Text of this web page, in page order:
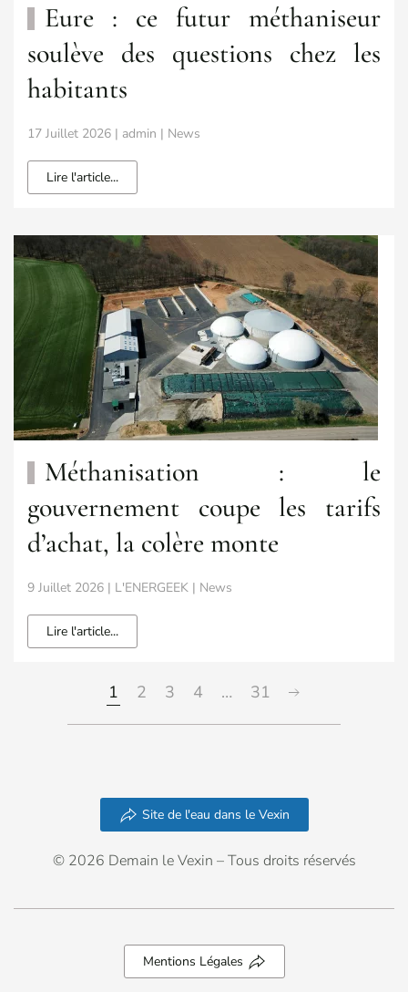
Eure : ce futur méthaniseur
soulève des questions chez les
habitants
17 Juillet 2026 | admin | News
Lire l'article...
Méthanisation : le
gouvernement coupe les tarifs
d’achat, la colère monte
9 Juillet 2026 | L'ENERGEEK | News
Lire l'article...
1 2 3 4 … 31
Site de l'eau dans le Vexin
© 2026 Demain le Vexin – Tous droits réservés
Mentions Légales